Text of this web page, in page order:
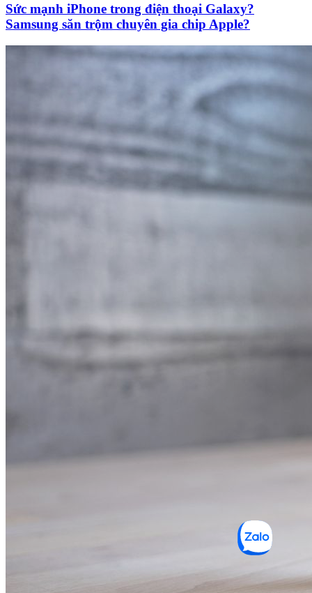
Sức mạnh iPhone trong điện thoại Galaxy?
Samsung săn trộm chuyên gia chip Apple?